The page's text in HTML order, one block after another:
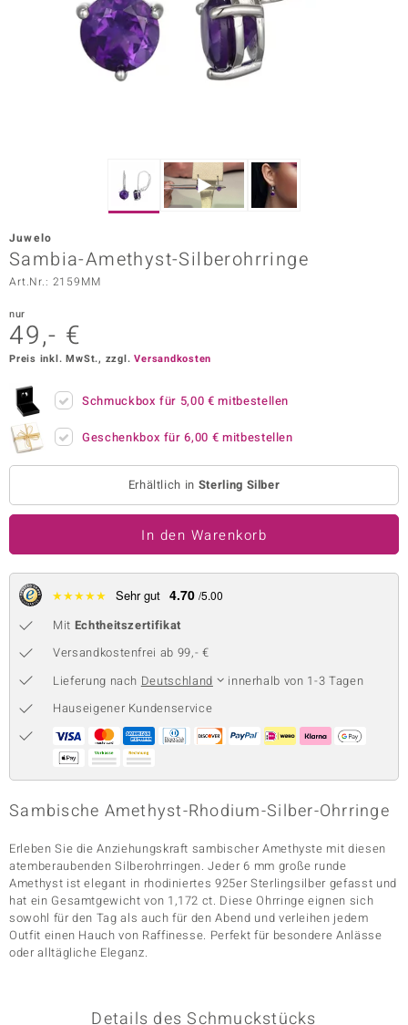
Vogue
Paraíso
BY DE MELO
Classics
Juwelo
Sambia-Amethyst-Silberohrringe
Art.Nr.: 2159MM
nur
49,- €
Preis inkl. MwSt., zzgl.Versandkosten
Schmuckbox für 5,00 € mitbestellen
Geschenkbox für6,00 € mitbestellen
Erhältlich in Sterling Silber
In den Warenkorb
★★★★★ Sehr gut 4.70 /5.00
Mit Echtheitszertifikat
Versandkostenfrei ab 99,- €
Lieferung nach Deutschland
innerhalb von 1-3 Tagen
Hauseigener Kundenservice
Sambische Amethyst-Rhodium-Silber-Ohrringe
Erleben Sie die Anziehungskraft sambischer Amethyste mit diesen
atemberaubenden Silberohrringen. Jeder 6 mm große runde
Amethyst ist elegant in rhodiniertes 925er Sterlingsilber gefasst und
hat ein Gesamtgewicht von 1,172 ct. Diese Ohrringe eignen sich
sowohl für den Tag als auch für den Abend und verleihen jedem
Outfit einen Hauch von Raffinesse. Perfekt für besondere Anlässe
oder alltägliche Eleganz.
Details des Schmuckstücks